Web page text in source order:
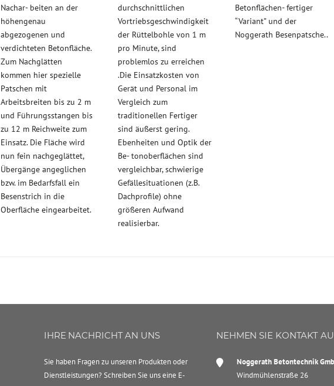
Nachar- beiten an der
höhengenau
abgezogenen und
verdichteten Betonfläche.
Zum Nachglätten
kommen hier spezielle
Patschen mit
Arbeitsbreiten bis zu 2 m
und Führungsstangen bis
zu 12 m Reichweite zum
Einsatz. Die Fläche wird
nun fein nachgeglättet,
Übergänge angeglichen
bzw. im Bedarfsfall ein
Besenstrich in die
Oberfläche eingearbeitet.
durchschnittlichen
Vortriebsgeschwindigkeit
der Rüttelbohle von 1 m
pro Minute, sind
problemlos zu erreichen
.Die Einsatzkosten von
Gerät und Personal im
Vergleich zum
traditionellen Fertiger
sind äußerst gering.
Ebenheiten und Optik der
Be- tonoberflächen sind
vergleichbar, schwierige
Gefällesituationen (z.B.
Dachprofile) ohne
größeren Aufwand
realisierbar.
Betonflächen- fertiger
“Variant” und der
Noggerath Besenpatsche..
IHRE NACHRICHT AN UNS
Sie haben Fragen zu unseren Produkten oder
Dienstleistungen? Schreiben Sie uns eine E-
NEHMEN SIE KONTAKT
Noggerath Betontechnik
Windmühlenstraße 26